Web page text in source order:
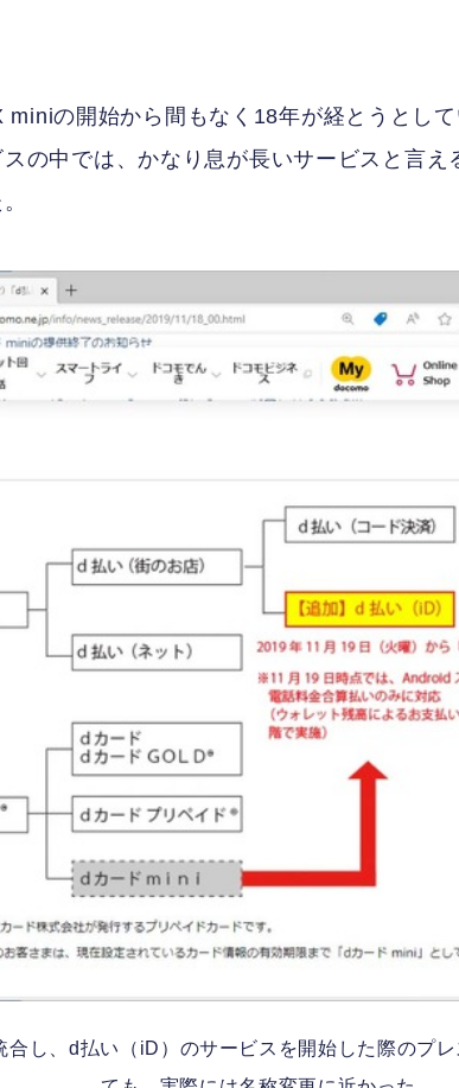
の開始から間もなく18年が経とうとし
の中では、かなり息が長いサービスと言え
し、d払い（iD）のサービスを開始した際のプ